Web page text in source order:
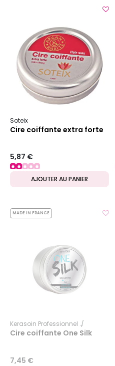
Soteix
Cire coiffante extra forte
5,87 €
AJOUTER AU PANIER
MADE IN FRANCE
Kerasoin Professionnel
Cire coiffante One Silk
7,45 €